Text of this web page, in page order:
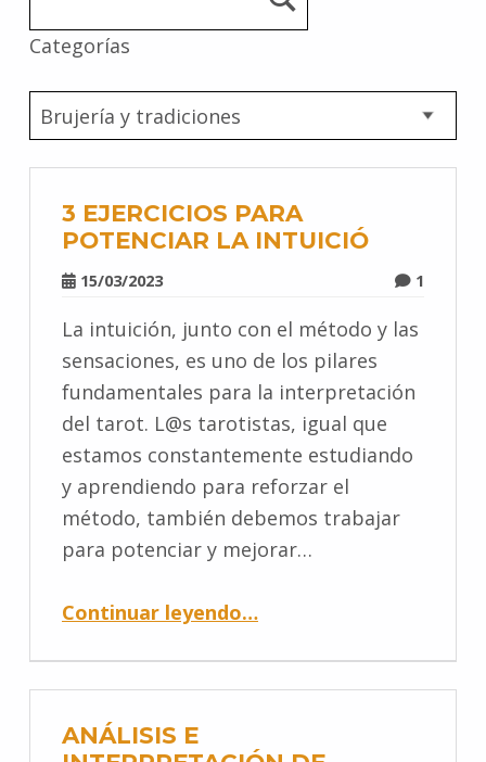
Categorías
3 EJERCICIOS PARA
POTENCIAR LA INTUICIÓ
15/03/2023 1
La intuición, junto con el método y las
sensaciones, es uno de los pilares
fundamentales para la interpretación
del tarot. L@s tarotistas, igual que
estamos constantemente estudiando
y aprendiendo para reforzar el
método, también debemos trabajar
para potenciar y mejorar…
Continuar leyendo…
ANÁLISIS E